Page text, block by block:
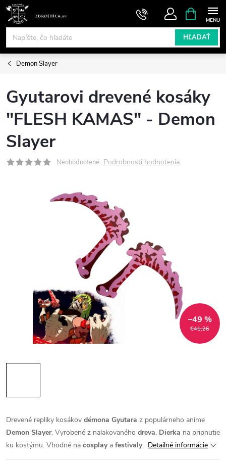
Prejsť
obsah
HĽADAŤ
KOŠÍK
Demon Slayer
Gyutarovi drevené kosáky
"FLESH KAMAS" - Demon
Slayer
Neohodnotené Podrobnosti hodnotenia
€41,26
–49 %
Drevené repliky kosákov démona Gyutara z populárneho anime
Demon Slayer. Vyrobené z nalakovaného dreva. Dierka na pripnutie
ku kostýmu. Vhodné na cosplaya festivaly. Detailné informácie